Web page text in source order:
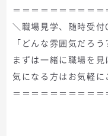
＝＝＝＝＝＝＝＝＝＝
＼職場見学、随時受付
「どんな雰囲気だろう
まずは一緒に職場を見
気になる方はお気軽
＝＝＝＝＝＝＝＝＝＝